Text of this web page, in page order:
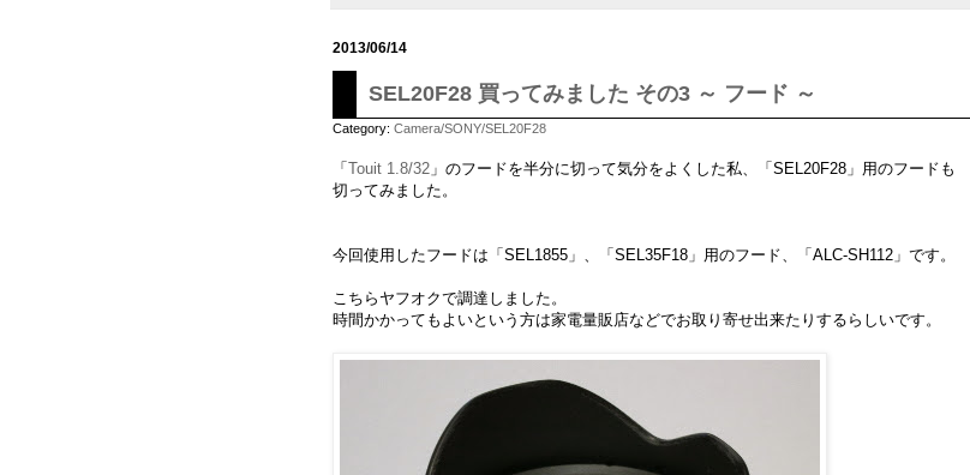
2013/06/14
SEL20F28 買ってみました その3 ～ フード ～
Category: Camera/SONY/SEL20F28
「Touit 1.8/32 」のフードを半分に切って気分をよくした私、「SEL20F28」用のフードも
切ってみました。
今回使用したフードは「SEL1855」、「SEL35F18」用のフード、「ALC-SH112」です。
こちらヤフオクで調達しました。
時間かかってもよいという方は家電量販店などでお取り寄せ出来たりするらしいです。